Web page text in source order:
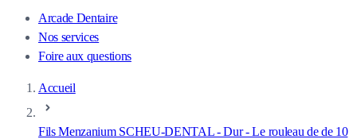
Arcade Dentaire
Nos services
Foire aux questions
Accueil
Fils Menzanium SCHEU-DENTAL - Dur - Le rouleau de de 10